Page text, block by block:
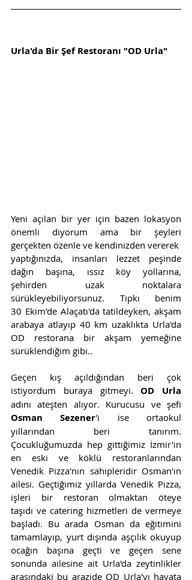
Urla'da Bir Şef Restoranı "OD Urla"
Yeni açılan bir yer için bazen lokasyon
önemli diyorum ama bir şeyleri
gerçekten özenle ve kendinizden vererek
yaptığınızda, insanları lezzet peşinde
dağın başına, ıssız köy yollarına,
şehirden uzak noktalara
sürükleyebiliyorsunuz. Tıpkı benim
30 Ekim'de Alaçatı'da tatildeyken, akşam
arabaya atlayıp 40 km uzaklıkta Urla'da
OD restorana bir akşam yemeğine
sürüklendiğim gibi..
Geçen kış açıldığından beri çok
istiyordum buraya gitmeyi. OD Urla
Osman Sezener'i ise ortaokul
yıllarından beri tanırım.
Çocukluğumuzda hep gittiğimiz İzmir'in
en eski ve köklü restoranlarından
Venedik Pizza'nın sahipleridir Osman'ın
ailesi. Geçtiğimiz yıllarda Venedik Pizza,
işleri bir restoran olmaktan öteye
taşıdı ve catering hizmetleri de vermeye
başladı. Bu arada Osman da eğitimini
tamamlayıp, yurt dışında aşçılık okuyup
ocağın başına geçti ve geçen sene
sonunda ailesine ait Urla'da zeytinlikler
arasındaki bu arazide OD Urla'yı hayata